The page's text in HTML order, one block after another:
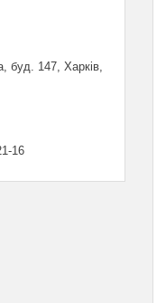
буд. 147, Харків,
16